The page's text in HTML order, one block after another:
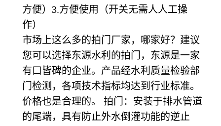
方便）3.方便使用（开关无需人人工操
作）
市场上这么多的拍门厂家，哪家好？建议
您可以选择东源水利的拍门，东源是一家
有口皆碑的企业。产品经水利质量检验部
门检测，各项技术指标均达到行业标准。
价格也是合理的。 拍门：安装于排水管道
的尾端，具有防止外水倒灌功能的逆止